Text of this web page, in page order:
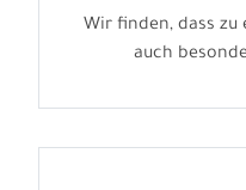
Wir finden, dass zu
auch